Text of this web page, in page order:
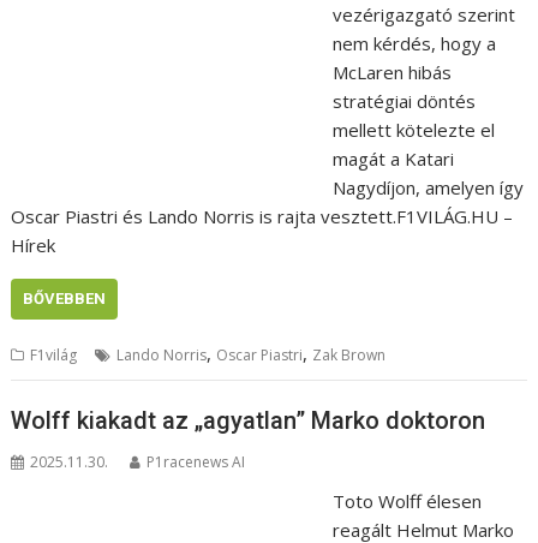
vezérigazgató szerint
nem kérdés, hogy a
McLaren hibás
stratégiai döntés
mellett kötelezte el
magát a Katari
Nagydíjon, amelyen így
Oscar Piastri és Lando Norris is rajta vesztett.F1VILÁG.HU –
Hírek
BŐVEBBEN
F1világ Lando Norris, Oscar Piastri, Zak Brown
Wolff kiakadt az „agyatlan” Marko doktoron
2025.11.30. P1racenews AI
Toto Wolff élesen
reagált Helmut Marko